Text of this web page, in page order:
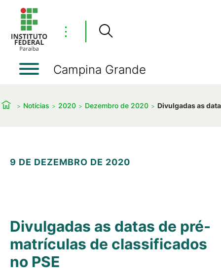
⋮
Campina Grande
Notícias 2020 Dezembro de 2020 Divulgadas as
9 DE DEZEMBRO DE 2020
Divulgadas as datas de pré-
matrículas de classificados
no PSE